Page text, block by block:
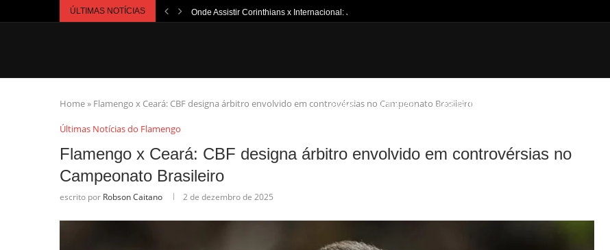
ÚLTIMAS NOTÍCIAS Onde Assistir Corinthians x Internacional: Jogo às 20h...
HOME NOTÍCIAS JOGOS DA SEMANA
Home» Flamengo x Ceará: CBF designa árbitro envolvido em controvérsias no Campeonato Brasileiro
Últimas Notícias do Flamengo
Flamengo x Ceará: CBF designa árbitro envolvido em controvérsias no
Campeonato Brasileiro
escrito por Robson Caitano 2 de dezembro de 2025